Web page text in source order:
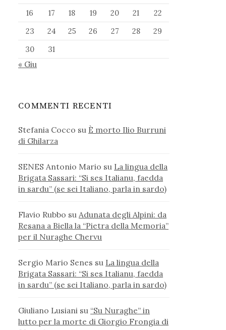
16
17 18 19 20 21
22
23
24 25 26 27 28
29
30
31
« Giu
COMMENTI RECENTI
Stefania Cocco su È morto Ilio Burruni
di Ghilarza
SENES Antonio Mario su La lingua della
Brigata Sassari: “Si ses Italianu, faedda
in sardu” (se sei Italiano, parla in sardo)
Flavio Rubbo su Adunata degli Alpini: da
Resana a Biella la “Pietra della Memoria”
per il Nuraghe Chervu
Sergio Mario Senes su La lingua della
Brigata Sassari: “Si ses Italianu, faedda
in sardu” (se sei Italiano, parla in sardo)
Giuliano Lusiani su “Su Nuraghe” in
lutto per la morte di Giorgio Frongia di